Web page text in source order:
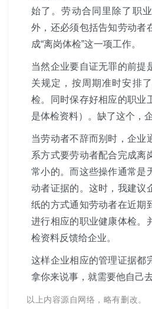
始了。劳动合同里除了职
外，还必须包括告知劳动者
成“离岗体检”这一项工作。
当然企业要自证无罪的前提
关规定，按周期准时安排
检。同时保存好相应的职业
是体检资料）。缺了这个，
当劳动者不辞而别时，企业
系方式要劳动者配合完成离
常小的。而这些操作通常是
动者证据的。这时，我建议
纸的方式通知劳动者在近期
进行相应的职业健康体检。
检资料反馈给企业。
这样企业相应的管理证据都
拿你来说事，就需要他自己
以上内容源自网络，略有删改。